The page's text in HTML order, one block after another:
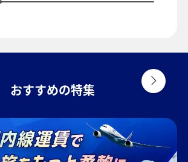
おすすめの特集